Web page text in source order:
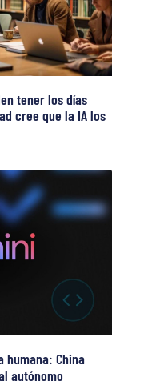
tener los días
cree que la IA los
humana: China
autónomo